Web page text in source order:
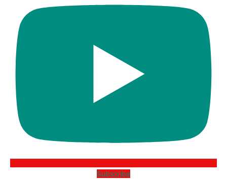
Subscribe